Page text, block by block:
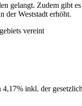
gelangt. Zudem gibt
der Weststadt erhöht.
vereint
inkl. der